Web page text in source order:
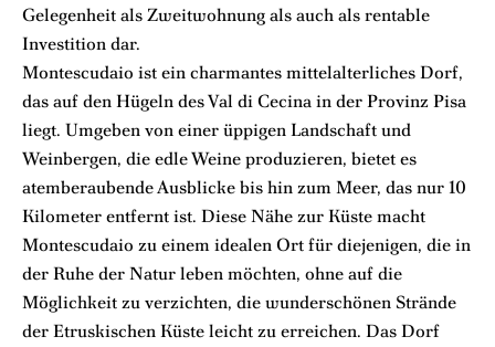
Gelegenheit als Zweitwohnung als auch als rentable
Investition dar.
Montescudaio ist ein charmantes mittelalterliches Dorf,
das auf den Hügeln des Val di Cecina in der Provinz Pisa
liegt. Umgeben von einer üppigen Landschaft und
Weinbergen, die edle Weine produzieren, bietet es
atemberaubende Ausblicke bis hin zum Meer, das nur 10
Kilometer entfernt ist. Diese Nähe zur Küste macht
Montescudaio zu einem idealen Ort für diejenigen, die in
der Ruhe der Natur leben möchten, ohne auf die
Möglichkeit zu verzichten, die wunderschönen Strände
der Etruskischen Küste leicht zu erreichen. Das Dorf